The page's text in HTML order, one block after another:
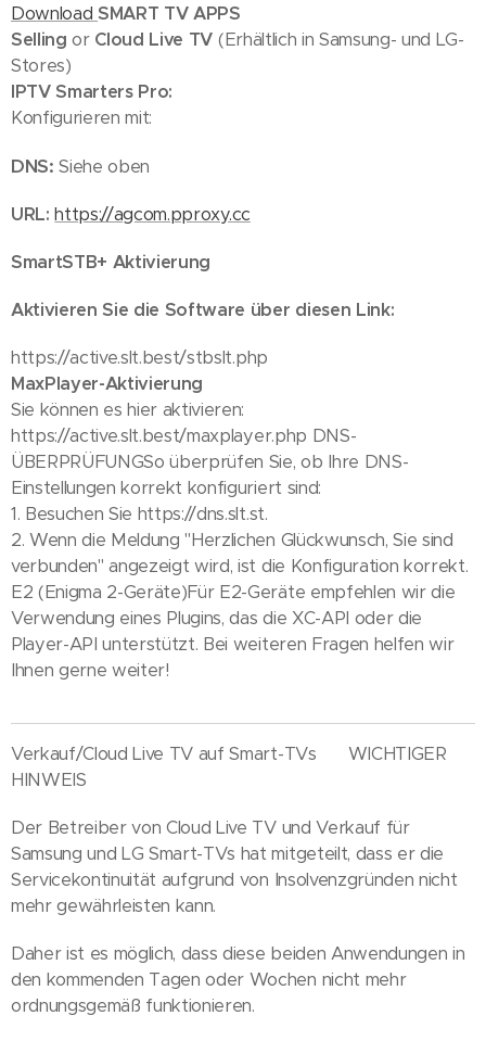
Download SMART TV APPS
Selling or Cloud Live TV (Erhältlich in Samsung- und LG-
Stores)
IPTV Smarters Pro:
Konfigurieren mit:
DNS: Siehe oben
URL: https://agcom.pproxy.cc
SmartSTB+ Aktivierung
Aktivieren Sie die Software über diesen Link:
https://active.slt.best/stbslt.php
MaxPlayer-Aktivierung
Sie können es hier aktivieren:
https://active.slt.best/maxplayer.php DNS-
ÜBERPRÜFUNGSo überprüfen Sie, ob Ihre DNS-
Einstellungen korrekt konfiguriert sind:
1. Besuchen Sie https://dns.slt.st.
2. Wenn die Meldung "Herzlichen Glückwunsch, Sie sind
verbunden" angezeigt wird, ist die Konfiguration korrekt.
E2 (Enigma 2-Geräte)Für E2-Geräte empfehlen wir die
Verwendung eines Plugins, das die XC-API oder die
Player-API unterstützt. Bei weiteren Fragen helfen wir
Ihnen gerne weiter! 😊
Verkauf/Cloud Live TV auf Smart-TVs 🇬🇧 WICHTIGER
HINWEIS
Der Betreiber von Cloud Live TV und Verkauf für
Samsung und LG Smart-TVs hat mitgeteilt, dass er die
Servicekontinuität aufgrund von Insolvenzgründen nicht
mehr gewährleisten kann.
Daher ist es möglich, dass diese beiden Anwendungen in
den kommenden Tagen oder Wochen nicht mehr
ordnungsgemäß funktionieren.